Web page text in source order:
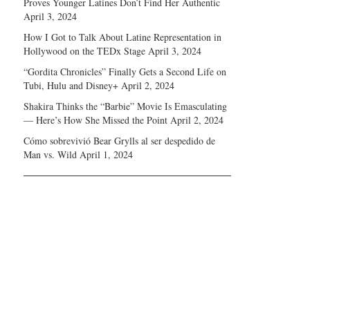
April 3, 2024
How I Got to Talk About Latine Representation in
Hollywood on the TEDx Stage April 3, 2024
“Gordita Chronicles” Finally Gets a Second Life on
Tubi, Hulu and Disney+ April 2, 2024
Shakira Thinks the “Barbie” Movie Is Emasculating
— Here’s How She Missed the Point April 2, 2024
Cómo sobrevivió Bear Grylls al ser despedido de
Man vs. Wild April 1, 2024